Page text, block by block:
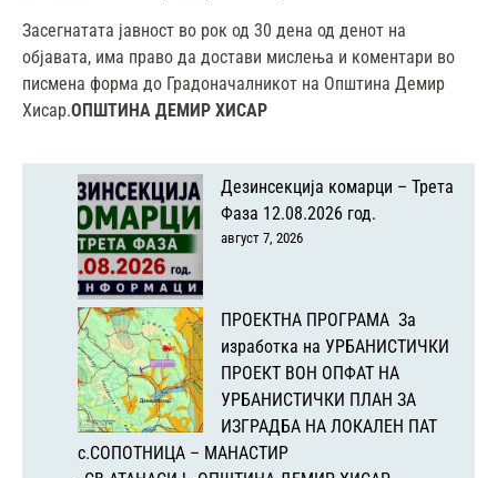
Засегнатата јавност во рок од 30 дена од денот на
објавата, има право да достави мислења и коментари во
писмена форма до Градоначалникот на Општина Демир
Хисар.ОПШТИНА ДЕМИР ХИСАР
Дезинсекција комарци – Трета
Фаза 12.08.2026 год.
август 7, 2026
ПРОЕКТНА ПРОГРАМА За
изработка на УРБАНИСТИЧКИ
ПРОЕКТ ВОН ОПФАТ НА
УРБАНИСТИЧКИ ПЛАН ЗА
ИЗГРАДБА НА ЛОКАЛЕН ПАТ
с.СОПОТНИЦА – МАНАСТИР